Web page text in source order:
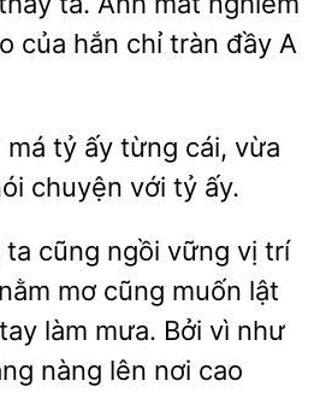
của hắn chỉ tràn đầy
má tỷ ấy
cái, vừa
chuyện với tỷ ấy.
cũng ngồi vững vị trí
nằm mơ cũng muốn lật
làm mưa. Bởi vì như
nàng lên nơi cao